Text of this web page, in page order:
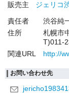
販売主
ジェリコ
責任者
渋谷純
住所
札幌市
T)011-
関連URL
http://
お問い合わせ先